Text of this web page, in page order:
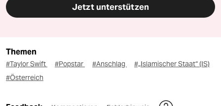
Jetzt unterstützen
Themen
#Taylor Swift #Popstar #Anschlag
#„Islamischer Staat“ (IS)
#Österreich